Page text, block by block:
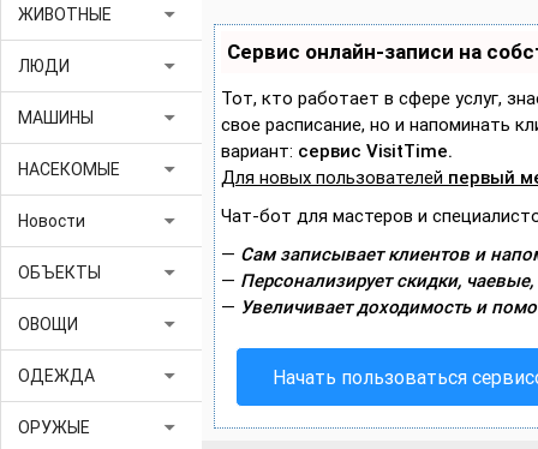
ЖИВОТНЫЕ arrow_drop_down
ЛЮДИ arrow_drop_down
МАШИНЫ arrow_drop_down
НАСЕКОМЫЕ arrow_drop_down
Новости arrow_drop_down
ОБЪЕКТЫ arrow_drop_down
ОВОЩИ arrow_drop_down
ОДЕЖДА arrow_drop_down
ОРУЖЫЕ arrow_drop_down
Сервис онлайн-записи на
Тот, кто работает в сфере услуг,
свое расписание, но и напоминать
вариант: сервис VisitTime.
Для новых пользователей первый
Чат-бот для мастеров и
— Сам записывает клиентов и
— Персонализирует скидки,
— Увеличивает доходимость и
Начать пользоваться